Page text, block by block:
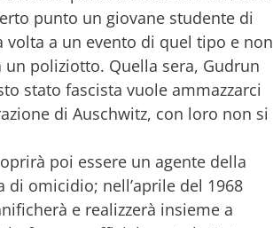
punto un giovane studente di
volta a un evento di quel tipo e non
poliziotto. Quella sera, Gudrun
stato fascista vuole ammazzarci
di Auschwitz, con loro non si
poi essere un agente della
di omicidio; nell’aprile del 1968
e realizzerà insieme a